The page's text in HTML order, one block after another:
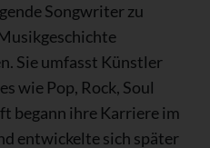
Songwriter zu
Sie umfasst Künstler
wie Pop, Rock, Soul
begann ihre Karriere im
entwickelte sich später